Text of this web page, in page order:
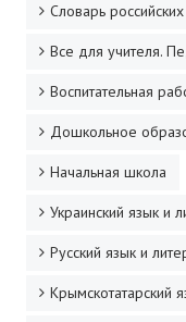
Словарь
Все для учителя.
Воспитательная
Дошкольное
Начальная школа
Украинский язык и
Русский язык и
Крымскотатарский